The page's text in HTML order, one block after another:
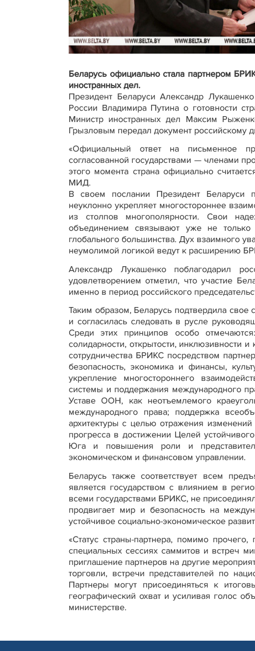
Беларусь официально стала партнером
иностранных дел.
Президент Беларуси Александр
России Владимира Путина о готовности
Министр иностранных дел Максим
Грызловым передал документ российскому
«Официальный ответ на письменное
согласованной государствами — членами
этого момента страна официально
МИД.
В своем послании Президент Беларуси
неуклонно укрепляет многостороннее
из столпов многополярности. Свои
объединением связывают уже не только
глобального большинства. Дух взаимного
неумолимой логикой ведут к расширению
Александр Лукашенко поблагодарил
удовлетворением отметил, что участие
именно в период российского
Таким образом, Беларусь подтвердила свое
и согласилась следовать в русле
Среди этих принципов особо
солидарности, открытости, инклюзивности
сотрудничества БРИКС посредством
безопасность, экономика и финансы,
укрепление многостороннего
системы и поддержания международного
Уставе ООН, как неотъемлемого
международного права; поддержка
архитектуры с целью отражения
прогресса в достижении Целей
Юга и повышения роли и
экономическом и финансовом управлении.
Беларусь также соответствует всем
является государством с влиянием в
всеми государствами БРИКС, не
продвигает мир и безопасность на
устойчивое социально-экономическое
«Статус страны-партнера, помимо
специальных сессиях саммитов и встреч
приглашение партнеров на другие
торговли, встречи представителей по
Партнеры могут присоединяться к
географический охват и усиливая голос
министерстве.